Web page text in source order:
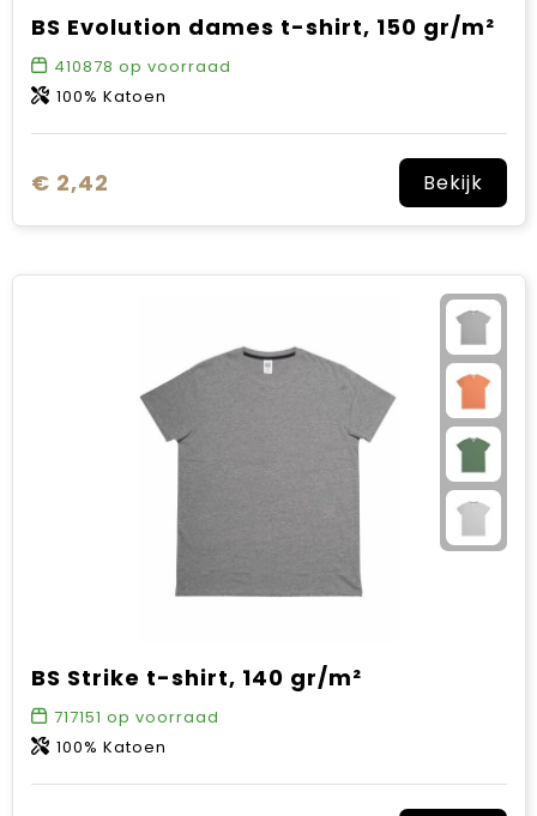
BS Evolution dames t-shirt, 150 gr/m²
410878 op voorraad
100% Katoen
€ 2,42 Bekijk
BS Strike t-shirt, 140 gr/m²
717151 op voorraad
100% Katoen